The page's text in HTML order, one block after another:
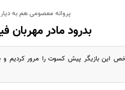
پروانه معصومی هم به
بدرود مادر مهربان
این بازیگر پیش کسوت را مرور کردیم و